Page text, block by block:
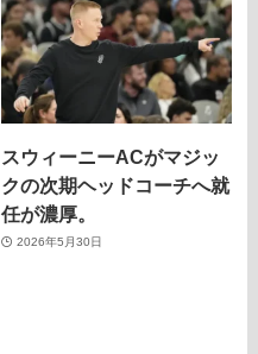
スウィーニーACがマジッ
クの次期ヘッドコーチへ就
任が濃厚。
2026年5月30日